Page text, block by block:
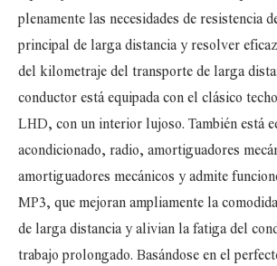
plenamente las necesidades de resistencia
principal de larga distancia y resolver
del kilometraje del transporte de larga
conductor está equipada con el clásico
LHD, con un interior lujoso. También está
acondicionado, radio, amortiguadores
amortiguadores mecánicos y admite
MP3, que mejoran ampliamente la
de larga distancia y alivian la fatiga del
trabajo prolongado. Basándose en el